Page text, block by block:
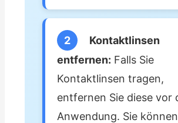
2
Kontaktlinsen
entfernen: Falls Sie
Kontaktlinsen tragen,
entfernen Sie diese vor
Anwendung. Sie